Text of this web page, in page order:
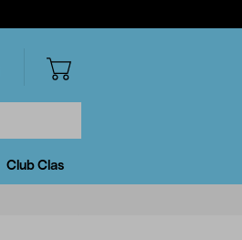
Club Clas